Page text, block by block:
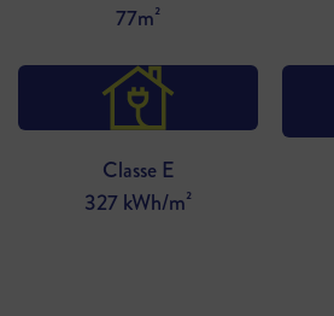
77m²
Classe E
327 kWh/m²